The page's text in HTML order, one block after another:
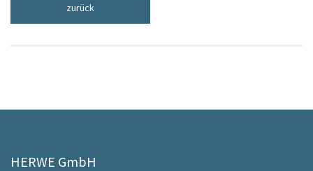
zurück
HERWE GmbH